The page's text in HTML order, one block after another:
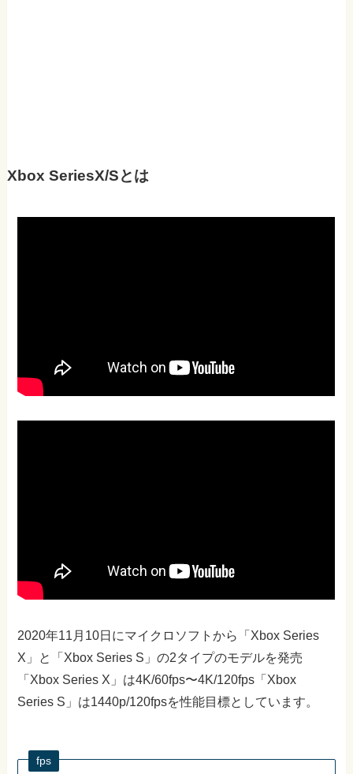
Xbox SeriesX/Sとは
2020年11月10日にマイクロソフトから「Xbox Series
X」と「Xbox Series S」の2タイプのモデルを発売
「Xbox Series X」は4K/60fps〜4K/120fps「Xbox
Series S」は1440p/120fpsを性能目標としています。
fps